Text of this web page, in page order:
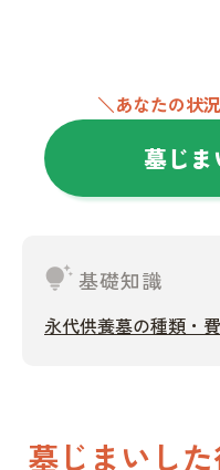
＼あなたの状
墓じま
tips_and_updates基礎知識
永代供養墓の種類・
墓じまいし